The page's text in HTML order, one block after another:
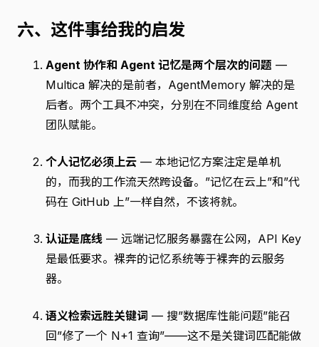
六、这件事给我的启发
Agent 协作和 Agent 记忆是两个层次的问题 —
Multica 解决的是前者，AgentMemory 解决的是
后者。两个工具不冲突，分别在不同维度给 Agent
团队赋能。
个人记忆必须上云 — 本地记忆方案注定是单机
的，而我的工作流天然跨设备。”记忆在云上”和”代
码在 GitHub 上”一样自然，不该将就。
认证是底线 — 远端记忆服务暴露在公网，API Key
是最低要求。裸奔的记忆系统等于裸奔的云服务
器。
语义检索远胜关键词 — 搜”数据库性能问题”能召
回”修了一个 N+1 查询”——这不是关键词匹配能做